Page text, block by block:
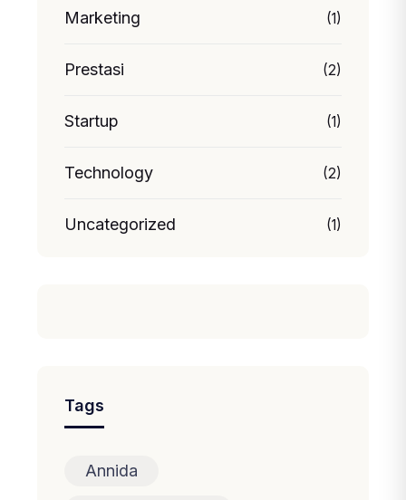
Marketing (1)
Prestasi (2)
Startup (1)
Technology (2)
Uncategorized (1)
Tags
Annida